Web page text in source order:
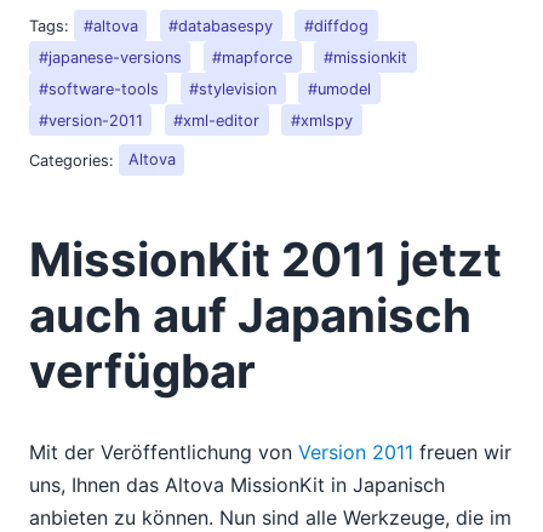
2015
2014
2013
2012
2011
2010
04
06
07
09
StyleVision® und mehrkanalige Veröffentlichung (ja,
auch das bieten wir an)
Neue Funktion: "Authentic®"-Skripting in StyleVision®
Tags:
#altova #databasespy
#diffdog
#japanese-versions
#mapforce
#missionkit
#software-tools
#stylevision
#umodel
#version-2011
#xml-editor #xmlspy
Categories: Altova
MissionKit 2011 jetzt
auch auf Japanisch
verfügbar
Mit der Veröffentlichung von Version 2011 freuen wir
uns, Ihnen das Altova MissionKit in Japanisch
anbieten zu können. Nun sind alle Werkzeuge, die im